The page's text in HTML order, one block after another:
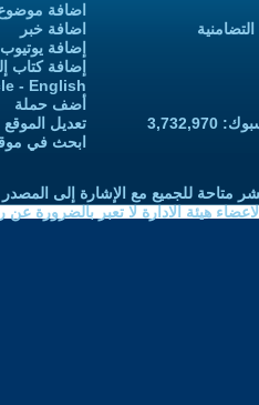
اضافة
اضافة خبر
إضافة
إضافة كتاب
- English
أضف حملة
تعديل
ابحث في
متاحة للجميع مع الإشارة إلى المصدر
هيئة الادارة لا تعبر بالضرورة عن